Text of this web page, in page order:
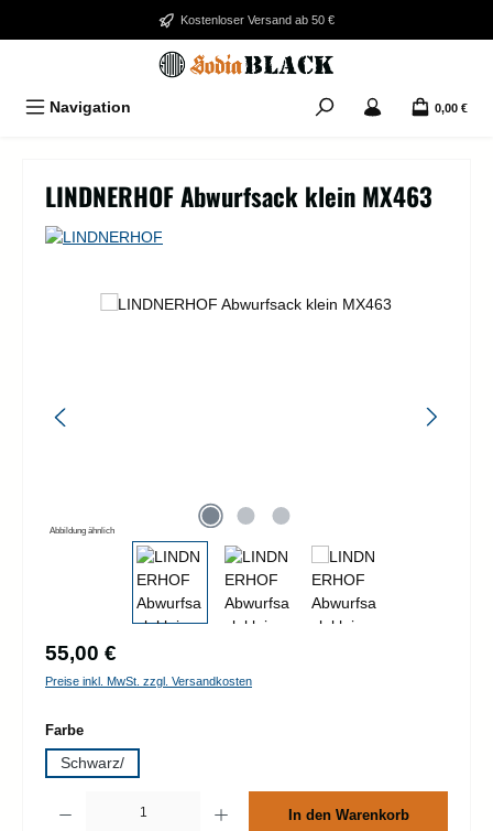
Zum Hauptinhalt springenKostenloser Versand ab 50 €
Navigation 0,00 €
LINDNERHOF Abwurfsack klein MX463
Bildergalerie überspringen
Abbildung ähnlich
Regulärer Preis:
55,00 €
Preise inkl. MwSt. zzgl. Versandkosten
Farbeauswählen
Schwarz/
In den Warenkorb